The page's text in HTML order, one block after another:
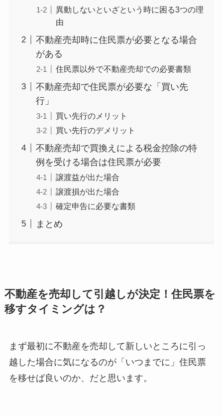
異動しないといざという時に困る3つの理
由
不動産売却時に住民票が必要となる場合
がある
住民票以外で不動産売却での必要書類
不動産売却で住民票が必要な「買い先
行」
買い先行のメリット
買い先行のデメリット
不動産売却で買換えによる税金控除の特
例を受ける場合は住民票が必要
譲渡益が出た場合
譲渡損が出た場合
確定申告に必要な書類
まとめ
不動産を売却して引越しが決定！住民票を
移すタイミングは？
まず最初に不動産を売却して新しいところに引っ
越した場合に気になるのが「いつまでに」住民票
を移せば良いのか、だと思います。